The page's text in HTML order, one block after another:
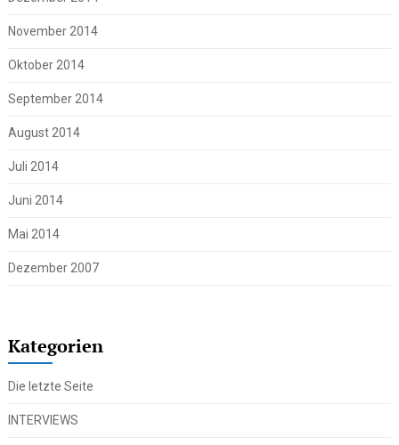
November 2014
Oktober 2014
September 2014
August 2014
Juli 2014
Juni 2014
Mai 2014
Dezember 2007
Kategorien
Die letzte Seite
INTERVIEWS